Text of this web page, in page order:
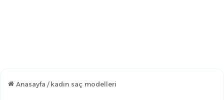
Anasayfa / kadın saç modelleri